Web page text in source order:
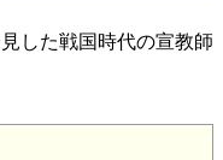
した戦国時代の宣教師